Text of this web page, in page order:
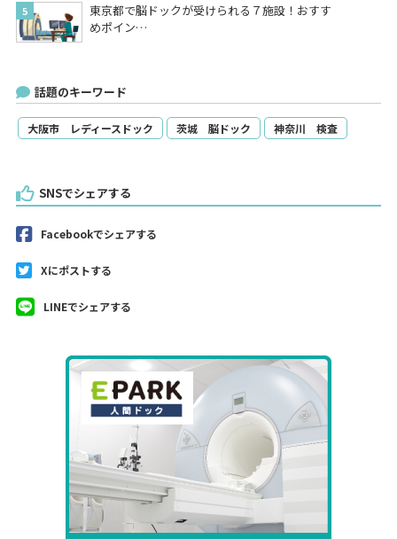
東京都で脳ドックが受けられる７施設！おすす
めポイン…
話題のキーワード
大阪市 レディースドック 茨城 脳ドック 神奈川 検査
SNSでシェアする
Facebookでシェアする
Xにポストする
LINEでシェアする